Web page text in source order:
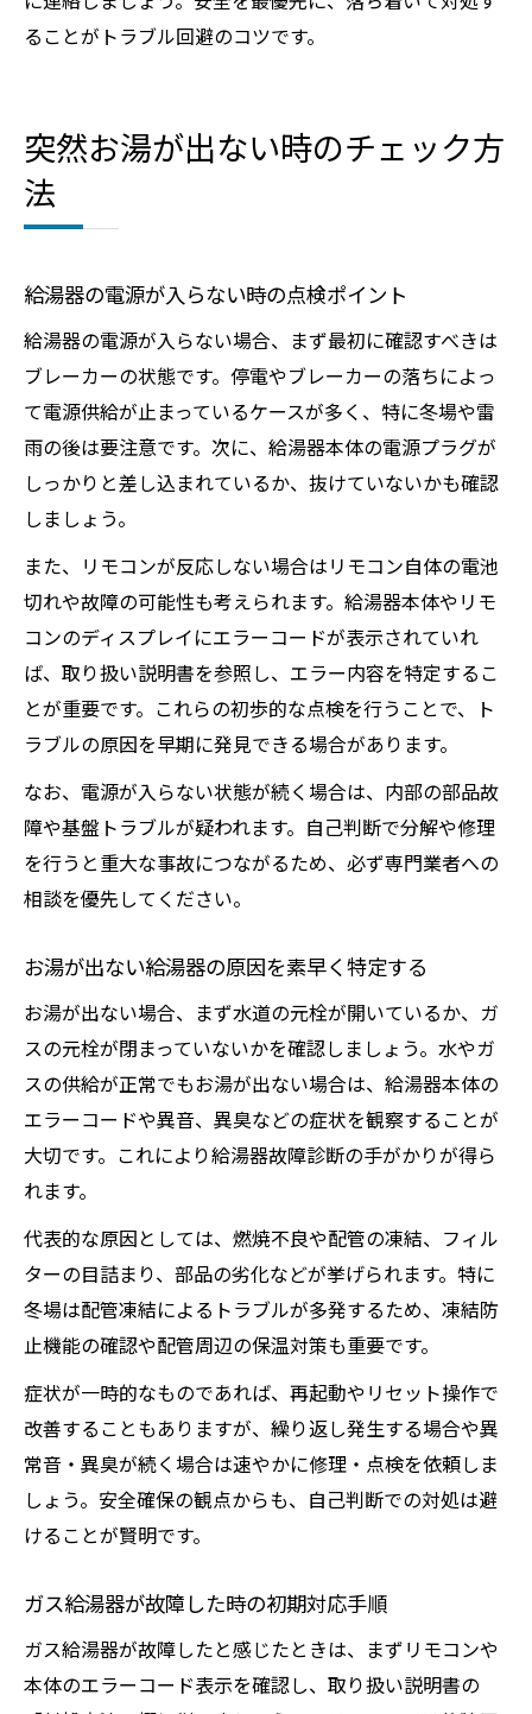
ることがトラブル回避のコツです。
突然お湯が出ない時のチェック方
法
給湯器の電源が入らない時の点検ポイント
給湯器の電源が入らない場合、まず最初に確認すべきは
ブレーカーの状態です。停電やブレーカーの落ちによっ
て電源供給が止まっているケースが多く、特に冬場や雷
雨の後は要注意です。次に、給湯器本体の電源プラグが
しっかりと差し込まれているか、抜けていないかも確認
しましょう。
また、リモコンが反応しない場合はリモコン自体の電池
切れや故障の可能性も考えられます。給湯器本体やリモ
コンのディスプレイにエラーコードが表示されていれ
ば、取り扱い説明書を参照し、エラー内容を特定するこ
とが重要です。これらの初歩的な点検を行うことで、ト
ラブルの原因を早期に発見できる場合があります。
なお、電源が入らない状態が続く場合は、内部の部品故
障や基盤トラブルが疑われます。自己判断で分解や修理
を行うと重大な事故につながるため、必ず専門業者への
相談を優先してください。
お湯が出ない給湯器の原因を素早く特定する
お湯が出ない場合、まず水道の元栓が開いているか、ガ
スの元栓が閉まっていないかを確認しましょう。水やガ
スの供給が正常でもお湯が出ない場合は、給湯器本体の
エラーコードや異音、異臭などの症状を観察することが
大切です。これにより給湯器故障診断の手がかりが得ら
れます。
代表的な原因としては、燃焼不良や配管の凍結、フィル
ターの目詰まり、部品の劣化などが挙げられます。特に
冬場は配管凍結によるトラブルが多発するため、凍結防
止機能の確認や配管周辺の保温対策も重要です。
症状が一時的なものであれば、再起動やリセット操作で
改善することもありますが、繰り返し発生する場合や異
常音・異臭が続く場合は速やかに修理・点検を依頼しま
しょう。安全確保の観点からも、自己判断での対処は避
けることが賢明です。
ガス給湯器が故障した時の初期対応手順
ガス給湯器が故障したと感じたときは、まずリモコンや
本体のエラーコード表示を確認し、取り扱い説明書の